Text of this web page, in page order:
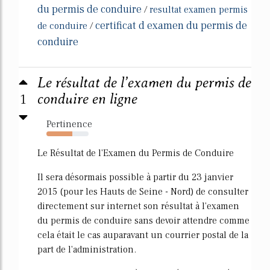
du permis de conduire /resultat examen permis
de conduire /certificat d examen du permis de
conduire
1
Le résultat de l’examen du permis de
conduire en ligne
Pertinence
62%
Le Résultat de l'Examen du Permis de Conduire
Il sera désormais possible à partir du 23 janvier
2015 (pour les Hauts de Seine - Nord) de consulter
directement sur internet son résultat à l'examen
du permis de conduire sans devoir attendre comme
cela était le cas auparavant un courrier postal de la
part de l'administration.